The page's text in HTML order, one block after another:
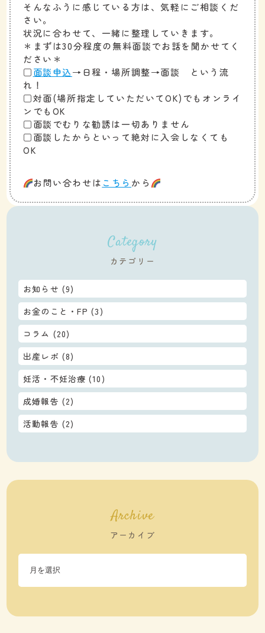
そんなふうに感じている方は、気軽にご相談くだ
さい。
状況に合わせて、一緒に整理していきます。
＊まずは30分程度の無料面談でお話を聞かせてく
ださい＊
□面談申込→日程・場所調整→面談 という流
れ！
□対面(場所指定していただいてOK)でもオンライ
ンでもOK
□面談でむりな勧誘は一切ありません
□面談したからといって絶対に入会しなくても
OK
お問い合わせは こちら から
Category
カテゴリー
お知らせ (9)
お金のこと・FP (3)
コラム (20)
出産レポ (8)
妊活・不妊治療 (10)
成婚報告 (2)
活動報告 (2)
Archive
アーカイブ